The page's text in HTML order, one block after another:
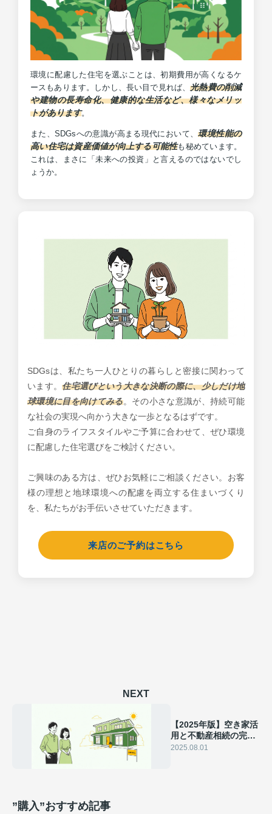
環境に配慮した住宅を選ぶことは、初期費用が高くなるケ
ースもあります。しかし、長い目で見れば、光熱費の削減
や建物の長寿命化、健康的な生活など、様々なメリッ
トがあります。
また、SDGsへの意識が高まる現代において、環境性能の
高い住宅は資産価値が向上する可能性も秘めています。
これは、まさに「未来への投資」と言えるのではないでし
ょうか。
SDGsは、私たち一人ひとりの暮らしと密接に関わって
います。住宅選びという大きな決断の際に、少しだけ地
球環境に目を向けてみる。その小さな意識が、持続可能
な社会の実現へ向かう大きな一歩となるはずです。
ご自身のライフスタイルやご予算に合わせて、ぜひ環境
に配慮した住宅選びをご検討ください。
ご興味のある方は、ぜひお気軽にご相談ください。お客
様の理想と地球環境への配慮を両立する住まいづくり
を、私たちがお手伝いさせていただきます。
来店のご予約はこちら
NEXT
【2025年版】空き家活
用と不動産相続の完全
ガイド｜売却・賃貸・
2025.08.01
”購入”おすすめ記事